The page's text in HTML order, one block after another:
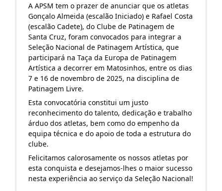
A APSM tem o prazer de anunciar que os atletas
Gonçalo Almeida (escalão Iniciado) e Rafael Costa
(escalão Cadete), do Clube de Patinagem de
Santa Cruz, foram convocados para integrar a
Seleção Nacional de Patinagem Artística, que
participará na Taça da Europa de Patinagem
Artística a decorrer em Matosinhos, entre os dias
7 e 16 de novembro de 2025, na disciplina de
Patinagem Livre.
Esta convocatória constitui um justo
reconhecimento do talento, dedicação e trabalho
árduo dos atletas, bem como do empenho da
equipa técnica e do apoio de toda a estrutura do
clube.
Felicitamos calorosamente os nossos atletas por
esta conquista e desejamos-lhes o maior sucesso
nesta experiência ao serviço da Seleção Nacional!